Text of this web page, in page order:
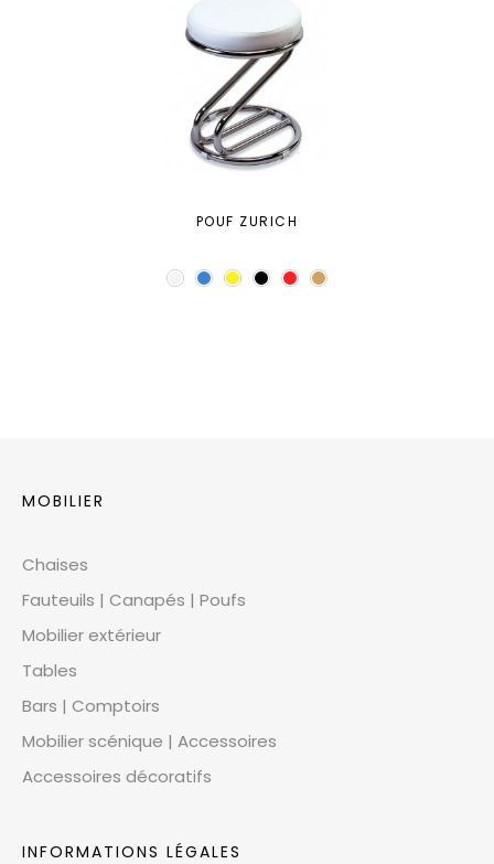
POUF ZURICH
MOBILIER
Chaises
Fauteuils | Canapés | Poufs
Mobilier extérieur
Tables
Bars | Comptoirs
Mobilier scénique | Accessoires
Accessoires décoratifs
INFORMATIONS LÉGALES